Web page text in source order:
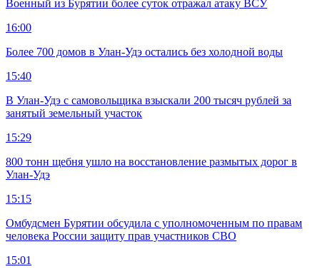
Военный из Бурятии более суток отражал атаку ВСУ
16:00
Более 700 домов в Улан-Удэ остались без холодной воды
15:40
В Улан-Удэ с самовольщика взыскали 200 тысяч рублей за
занятый земельный участок
15:29
800 тонн щебня ушло на восстановление размытых дорог в
Улан-Удэ
15:15
Омбудсмен Бурятии обсудила с уполномоченным по правам
человека России защиту прав участников СВО
15:01